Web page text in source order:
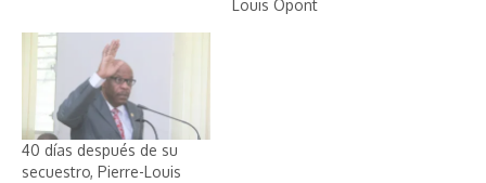
Louis Opont
40 días después de su
secuestro, Pierre-Louis